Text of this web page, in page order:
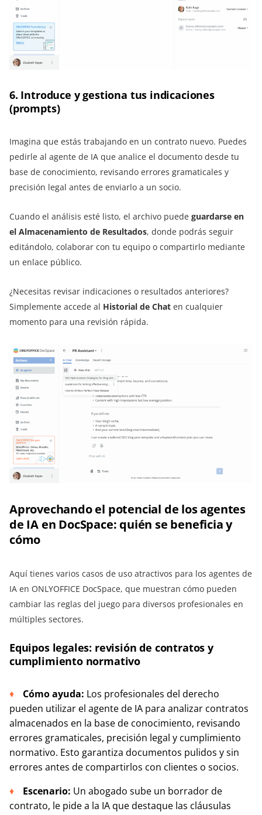
6. Introduce y gestiona tus indicaciones
(prompts)
Imagina que estás trabajando en un contrato nuevo. Puedes
pedirle al agente de IA que analice el documento desde tu
base de conocimiento, revisando errores gramaticales y
precisión legal antes de enviarlo a un socio.
Cuando el análisis esté listo, el archivo puede guardarse en
el Almacenamiento de Resultados, donde podrás seguir
editándolo, colaborar con tu equipo o compartirlo mediante
un enlace público.
¿Necesitas revisar indicaciones o resultados anteriores?
Simplemente accede al Historial de Chat en cualquier
momento para una revisión rápida.
Aprovechando el potencial de los agentes
de IA en DocSpace: quién se beneficia y
cómo
Aquí tienes varios casos de uso atractivos para los agentes de
IA en ONLYOFFICE DocSpace, que muestran cómo pueden
cambiar las reglas del juego para diversos profesionales en
múltiples sectores.
Equipos legales: revisión de contratos y
cumplimiento normativo
Cómo ayuda: Los profesionales del derecho
pueden utilizar el agente de IA para analizar contratos
almacenados en la base de conocimiento, revisando
errores gramaticales, precisión legal y cumplimiento
normativo. Esto garantiza documentos pulidos y sin
errores antes de compartirlos con clientes o socios.
Escenario: Un abogado sube un borrador de
contrato, le pide a la IA que destaque las cláusulas